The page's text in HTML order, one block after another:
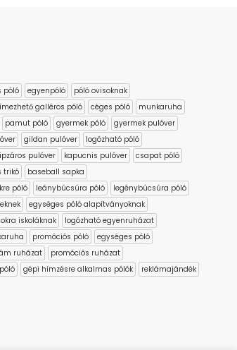
póló egyenpóló
póló ovisoknak
galléros póló céges póló
munkaruha
pamut póló gyermek póló
gyermek pulóver
gildan pulóver
logózható póló
pulóver kapucnis pulóver
csapat póló
trikó
baseball sapka
póló
leánybúcsúra póló
legénybúcsúra póló
egységes póló alapítványoknak
iskoláknak
logózható egyenruházat
promóciós póló
egységes póló
ruházat
promóciós ruházat
gépi hímzésre alkalmas pólók reklámajándék